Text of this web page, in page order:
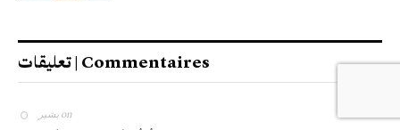
تعليقات | Commentaires
بشير on